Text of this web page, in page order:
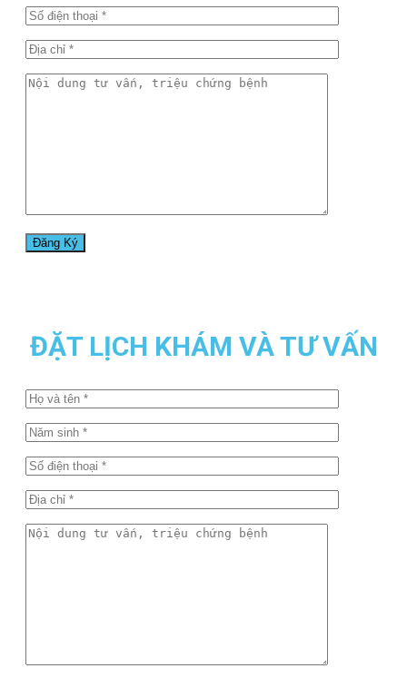
ĐẶT LỊCH KHÁM VÀ TƯ VẤN